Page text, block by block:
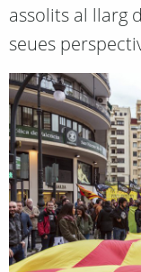
assolits al llarg
seues